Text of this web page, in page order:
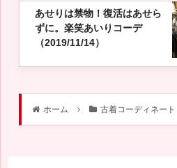
あせりは禁物！復活はあせら
ずに。楽笑あいりコーデ
（2019/11/14）
ホーム 古着コーディネート